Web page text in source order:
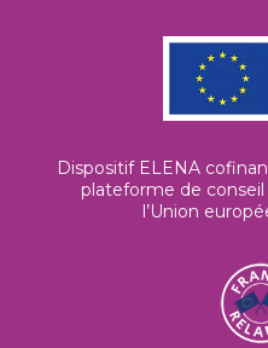
Dispositif ELENA
plateforme de
l’Union